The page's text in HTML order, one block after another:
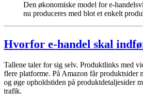
Den økonomiske model for e-
nu produceres med blot et enkelt
Hvorfor e-handel skal
Tallene taler for sig selv. Produktlinks med
flere platforme. På Amazon får produktsider
og øge opholdstiden på produktdetaljesider
trafik.